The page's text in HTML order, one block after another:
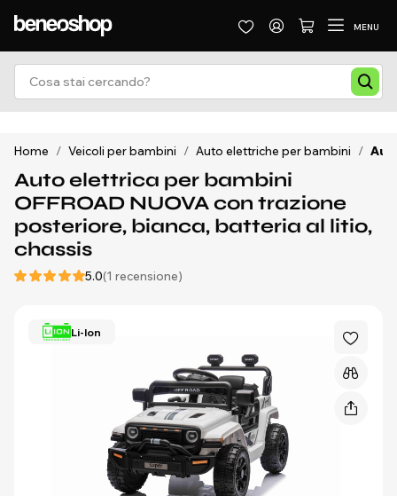
MENU
Home / Veicoli per bambini / Auto elettriche per bambini /
Auto elettrica per bambini
OFFROAD NUOVA con trazione
posteriore, bianca, batteria al litio,
chassis
5.0(1 recensione)
Li-Ion